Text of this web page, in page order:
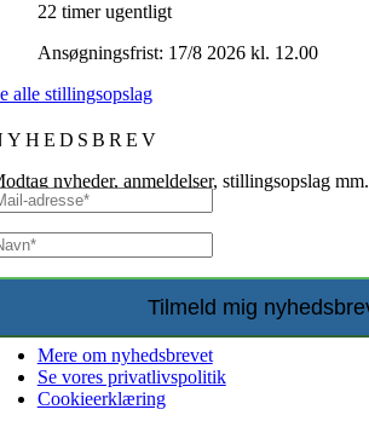
22 timer ugentligt
Ansøgningsfrist: 17/8 2026 kl. 12.00
alle stillingsopslag
nyheder, anmeldelser, stillingsopslag mm.
Mere om nyhedsbrevet
Se vores privatlivspolitik
Cookieerklæring